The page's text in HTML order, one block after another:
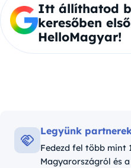
Itt állíthatod
keresőben
HelloMagyar!
Legyünk
Fedezd fel több mint
Magyarországról és